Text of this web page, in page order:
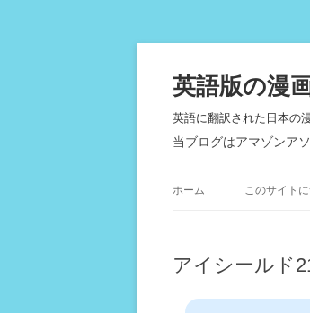
英語版の漫
英語に翻訳された日本の
当ブログはアマゾンア
ホーム このサイト
アイシールド